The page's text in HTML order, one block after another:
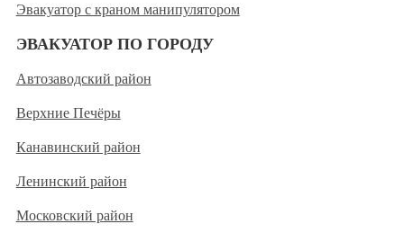
Эвакуатор с краном манипулятором
ЭВАКУАТОР ПО ГОРОДУ
Автозаводский район
Верхние Печёры
Канавинский район
Ленинский район
Московский район